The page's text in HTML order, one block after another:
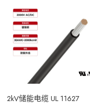
2kV储能电缆 UL 11627